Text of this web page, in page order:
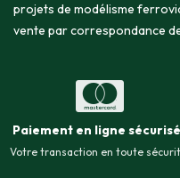
projets de modélisme
vente par correspondance
Paiement en ligne sécurisé
Votre transaction en toute